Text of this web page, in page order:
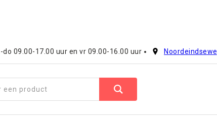
09.00-17.00 uur en vr 09.00-16.00 uur